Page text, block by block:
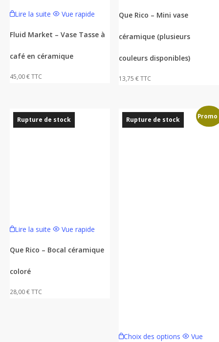
Lire la suite Vue rapide
Fluid Market – Vase Tasse à
café en céramique
45,00€TTC
plusieurs
Les
peuvent
la
page
Que Rico – Mini vase
céramique (plusieurs
couleurs disponibles)
13,75 € TTC
Rupture de stock
Lire la suite Vue rapide
Que Rico – Bocal céramique
coloré
28,00€TTC
Rupture de stock Promo
Choix des options
Vue